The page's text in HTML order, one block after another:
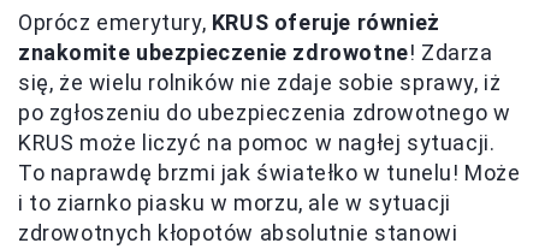
Oprócz emerytury, KRUS oferuje również
znakomite ubezpieczenie zdrowotne! Zdarza
się, że wielu rolników nie zdaje sobie sprawy, iż
po zgłoszeniu do ubezpieczenia zdrowotnego w
KRUS może liczyć na pomoc w nagłej sytuacji.
To naprawdę brzmi jak światełko w tunelu! Może
i to ziarnko piasku w morzu, ale w sytuacji
zdrowotnych kłopotów absolutnie stanowi